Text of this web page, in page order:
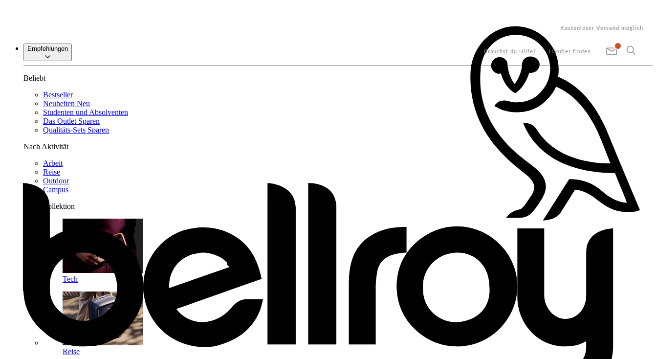
Kostenloser Versand möglich
Brauchst du Hilfe? Händler finden
Empfehlungen
Beliebt
Bestseller
Neuheiten Neu
Studenten und Absolventen
Das Outlet Sparen
Qualitäts-Sets Sparen
Nach Aktivität
Arbeit
Reise
Outdoor
Campus
Nach Kollektion
Tech
Reise